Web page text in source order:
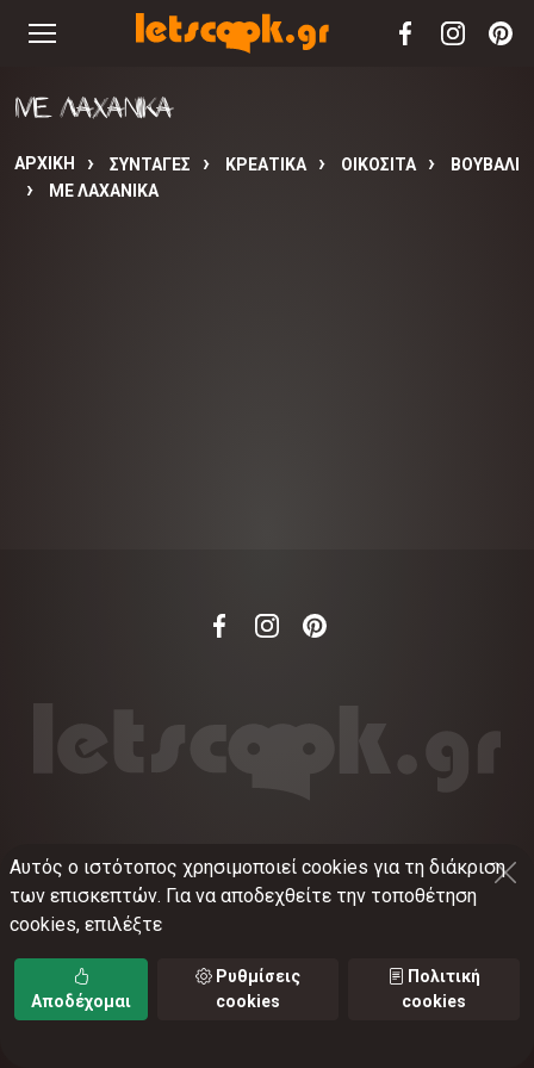
ΜΕ ΛΑΧΑΝΙΚΑ
ΑΡΧΙΚΉ ΣΥΝΤΑΓΈΣ ΚΡΕΑΤΙΚΑ ΟΙΚΟΣΙΤΑ
ΒΟΥΒΑΛΙ
ΜΕ ΛΑΧΑΝΙΚΑ
©2012-2026 LETSCOOK.GRΑριθμός ΓΕΜΗ:
021375326001
Όροι χρήσης•Πολιτική απορρήτου
cookies• Ρυθμίσεις cookies
Αυτός ο ιστότοπος χρησιμοποιεί cookies για τη διάκριση
των επισκεπτών. Για να αποδεχθείτε την τοποθέτηση
cookies, επιλέξτε
Αποδέχομαι
Ρυθμίσεις
cookies
Πολιτική
cookies